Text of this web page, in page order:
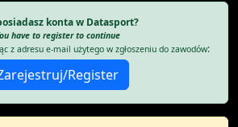
konta w Datasport?
have to register to continue
z adresu e-mail użytego w zgłoszeniu do zawodów: